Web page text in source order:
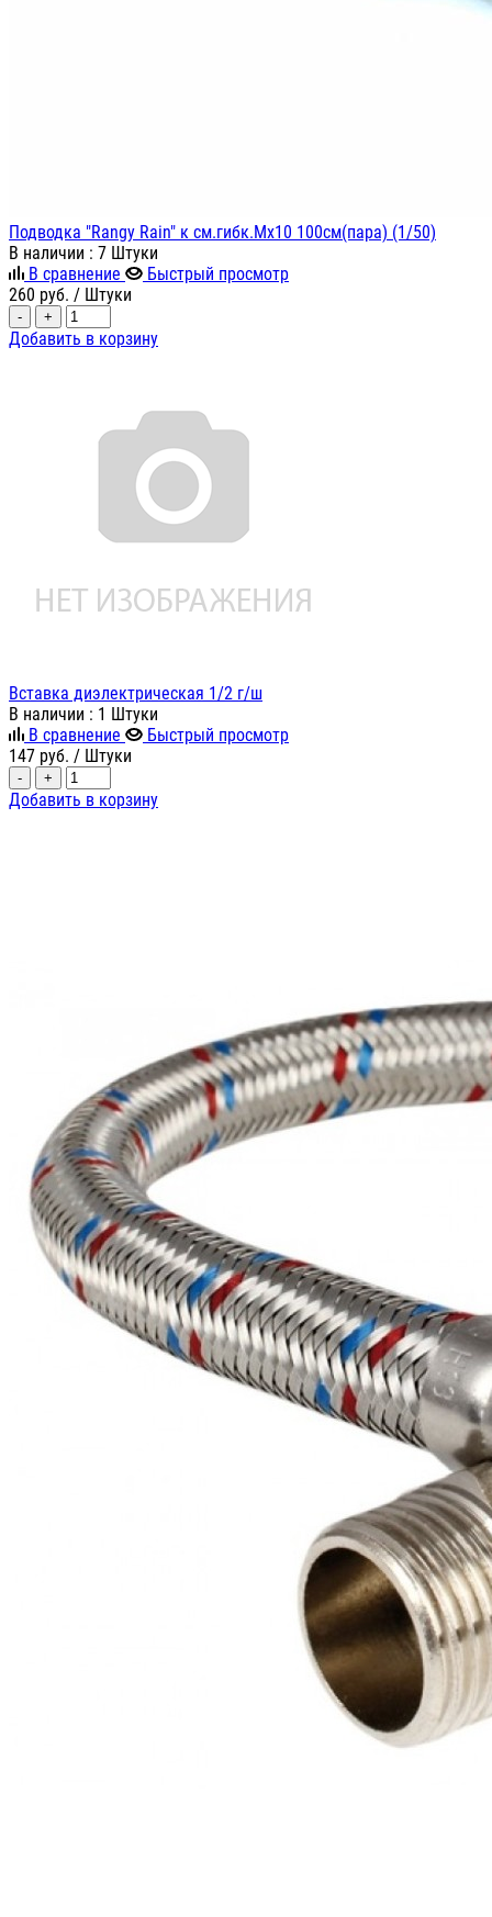
Подводка "Rangy Rain" к см.гибк.Мх10 100см(пара) (1/50)
В наличии : 7 Штуки
В сравнение
Быстрый просмотр
260 руб. / Штуки
- +
Добавить в корзину
Вставка диэлектрическая 1/2 г/ш
В наличии : 1 Штуки
В сравнение
Быстрый просмотр
147 руб. / Штуки
- +
Добавить в корзину